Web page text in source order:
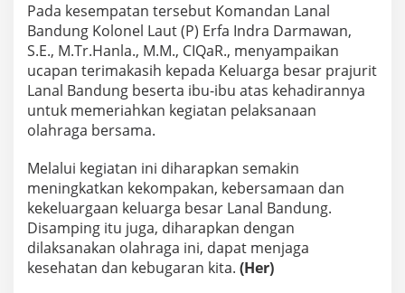
m
a
a
n
L
e
w
t
l
a
h
a
g
a
Pada kesempatan tersebut Komandan Lanal
Bandung Kolonel Laut (P) Erfa Indra Darmawan,
S.E., M.Tr.Hanla., M.M., CIQaR., menyampaikan
ucapan terimakasih kepada Keluarga besar prajurit
Lanal Bandung beserta ibu-ibu atas kehadirannya
untuk memeriahkan kegiatan pelaksanaan
olahraga bersama.
Melalui kegiatan ini diharapkan semakin
meningkatkan kekompakan, kebersamaan dan
kekeluargaan keluarga besar Lanal Bandung.
Disamping itu juga, diharapkan dengan
dilaksanakan olahraga ini, dapat menjaga
kesehatan dan kebugaran kita. (Her)